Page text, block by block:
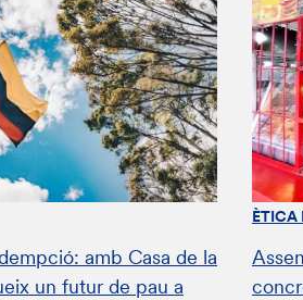
amb Casa de la
un futur de pau a
ÈTICA